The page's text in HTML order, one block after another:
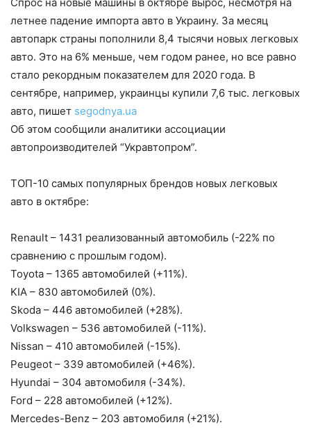
Спрос на новые машины в октябре вырос, несмотря на
летнее падение импорта авто в Украину. За месяц
автопарк страны пополнили 8,4 тысячи новых легковых
авто. Это на 6% меньше, чем годом ранее, но все равно
стало рекордным показателем для 2020 года. В
сентябре, например, украинцы купили 7,6 тыс. легковых
авто, пишет segodnya.ua
Об этом сообщили аналитики ассоциации
автопроизводителей “Укравтопром”.
ТОП-10 самых популярных брендов новых легковых
авто в октябре:
Renault – 1431 реализованный автомобиль (-22% по
сравнению с прошлым годом).
Toyota – 1365 автомобилей (+11%).
KIA – 830 автомобилей (0%).
Skoda – 446 автомобилей (+28%).
Volkswagen – 536 автомобилей (-11%).
Nissan – 410 автомобилей (-15%).
Peugeot – 339 автомобилей (+46%).
Hyundai – 304 автомобиля (-34%).
Ford – 228 автомобилей (+12%).
Mercedes-Benz – 203 автомобиля (+21%).